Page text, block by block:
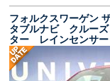
フォルクスワーゲン
タブルナビ クルー
ター レインセンサ
トロール ＨＩＤヘ
し ＥＴＣ スマート
テム カミングホーム